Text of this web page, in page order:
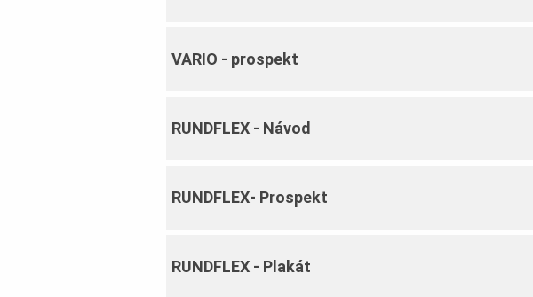
VARIO ‐ prospekt
RUNDFLEX ‐ Návod
RUNDFLEX‐ Prospekt
RUNDFLEX ‐ Plakát